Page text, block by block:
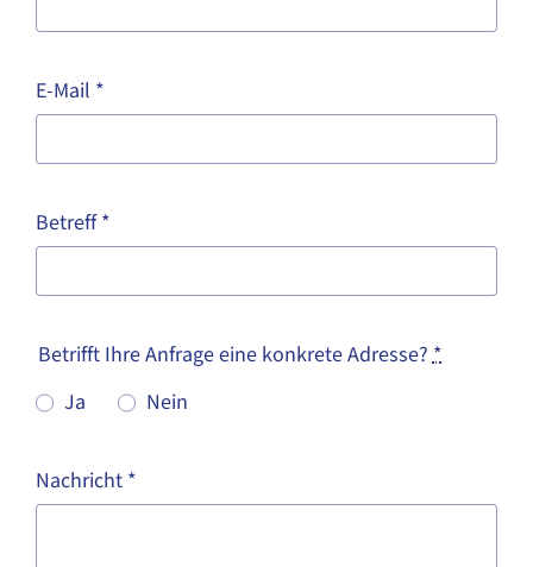
E-Mail *
Betreff*
Betrifft Ihre Anfrage eine konkrete Adresse?*
Ja
Nein
Nachricht *